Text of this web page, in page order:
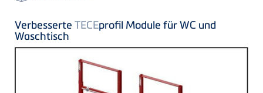
Verbesserte TECEprofil Module für WC und
Waschtisch